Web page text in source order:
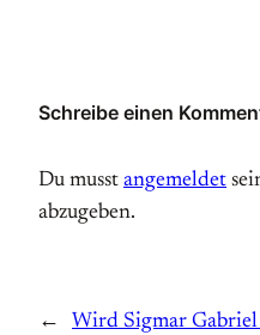
Schreibe einen
Du musst angemeldet
abzugeben.
←
Wird Sigmar